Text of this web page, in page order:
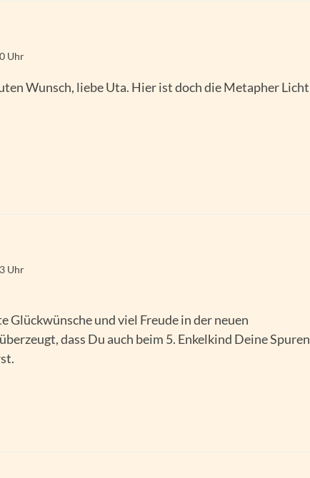
Uhr
Wunsch, liebe Uta. Hier ist doch die Metapher Licht
Uhr
Glückwünsche und viel Freude in der neuen
dass Du auch beim 5. Enkelkind Deine Spuren